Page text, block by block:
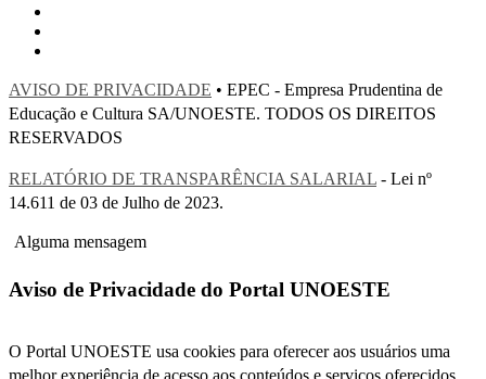
AVISO DE PRIVACIDADE • EPEC - Empresa Prudentina de
Educação e Cultura SA/UNOESTE. TODOS OS DIREITOS
RESERVADOS
RELATÓRIO DE TRANSPARÊNCIA SALARIAL - Lei nº
14.611 de 03 de Julho de 2023.
Alguma mensagem
Aviso de Privacidade do Portal UNOESTE
O Portal UNOESTE usa cookies para oferecer aos usuários uma
melhor experiência de acesso aos conteúdos e serviços oferecidos.